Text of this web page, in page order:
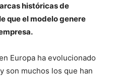
históricas de
que el modelo genere
Europa ha evolucionado
son muchos los que han